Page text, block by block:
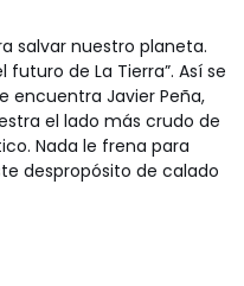
salvar nuestro planeta.
de La Tierra”. Así se
encuentra Javier Peña,
el lado más crudo de
Nada le frena para
despropósito de calado